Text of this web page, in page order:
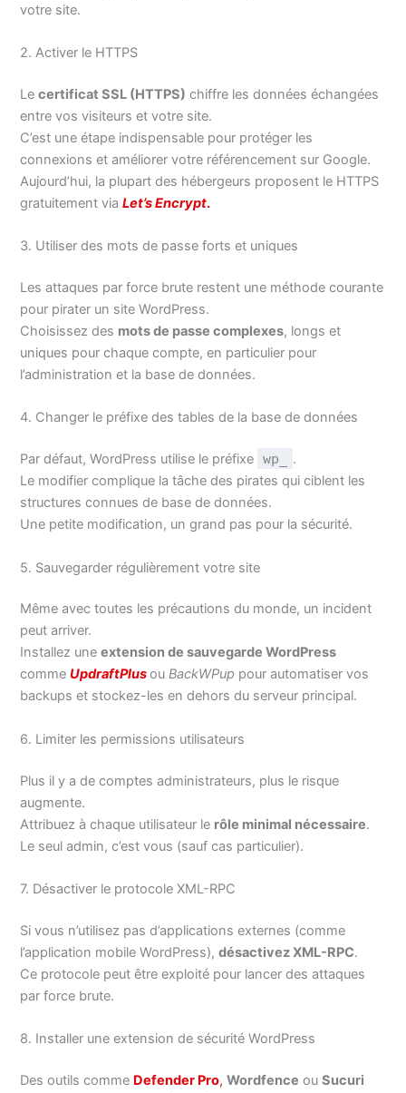
votre site.
2. Activer le HTTPS
Lecertificat SSL (HTTPS) chiffre les données échangées
entre vos visiteurs et votre site.
C’est une étape indispensable pour protéger les
connexions et améliorer votre référencement sur Google.
Aujourd’hui, la plupart des hébergeurs proposent le HTTPS
gratuitement viaLet’s Encrypt.
3. Utiliser des mots de passe forts et uniques
Les attaques par force brute restent une méthode courante
pour pirater un site WordPress.
Choisissez des mots de passe complexes, longs et
uniques pour chaque compte, en particulier pour
l’administration et la base de données.
4. Changer le préfixe des tables de la base de données
Par défaut, WordPress utilise le préfixe wp_
.
Le modifier complique la tâche des pirates qui ciblent les
structures connues de base de données.
Une petite modification, un grand pas pour la sécurité.
5. Sauvegarder régulièrement votre site
Même avec toutes les précautions du monde, un incident
peut arriver.
Installez uneextension de sauvegarde WordPress
commeUpdraftPlusouBackWPup pour automatiser vos
backups et stockez-les en dehors du serveur principal.
6. Limiter les permissions utilisateurs
Plus il y a de comptes administrateurs, plus le risque
augmente.
Attribuez à chaque utilisateur le rôle minimal nécessaire.
Le seul admin, c’est vous (sauf cas particulier).
7. Désactiver le protocole XML-RPC
Si vous n’utilisez pas d’applications externes (comme
l’application mobile WordPress),désactivez XML-RPC.
Ce protocole peut être exploité pour lancer des attaques
par force brute.
8. Installer une extension de sécurité WordPress
Des outils comme Defender Pro, Wordfence ouSucuri